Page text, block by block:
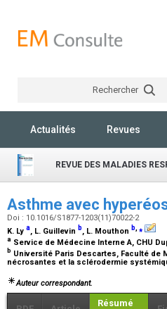
Rechercher
Actualités Revues
REVUE DES MALADIES
Asthme avec
Doi : 10.1016/S1877-1203(11)70022-2
K. Ly a, L. Guillevin b, L. Mouthon b,⁎
a Service de Médecine Interne A, CHU
b Université Paris Descartes, Faculté de
nécrosantes et la sclérodermie
Auteur correspondant.
Résumé